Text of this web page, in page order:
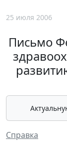
25 июля 2006
Письмо
Справка